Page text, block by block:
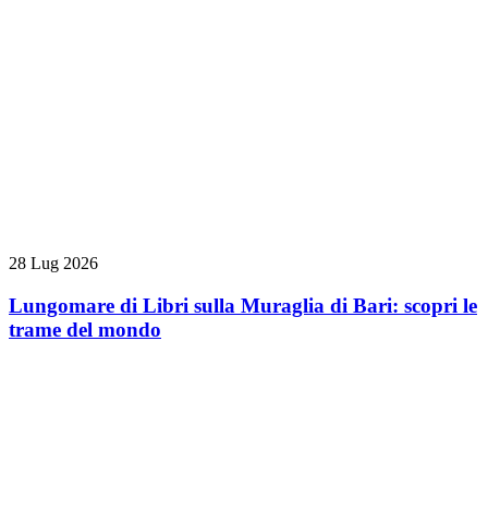
28 Lug 2026
Lungomare di Libri sulla Muraglia di Bari: scopri le
trame del mondo